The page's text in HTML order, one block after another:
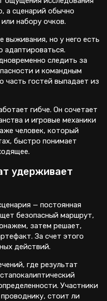
а сценарий обычно
набору очков.
но у него есть
адаптироваться.
следить за
и командным
часть гостей выпадает из
гибче. Он сочетает
и игровые механики
человек, который
быстро понимает
удерживает
— постоянная
безопасный маршрут,
затем решает,
За счет этого
действий.
где результат
Участники
стоит ли